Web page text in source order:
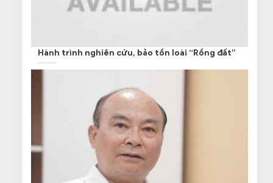
Hành trình nghiên cứu, bảo tồn loài “Rồng đất”